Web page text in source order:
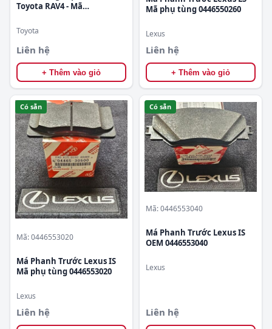
Toyota RAV4 - Mã
Toyota
Liên hệ
+ Thêm vào giỏ
Mã phụ tùng 0446550260
Lexus
Liên hệ
+ Thêm vào giỏ
Có sẵn
Mã: 0446553020
Má Phanh Trước Lexus IS
Mã phụ tùng 0446553020
Lexus
Liên hệ
Có sẵn
Mã: 0446553040
Má Phanh Trước Lexus IS
OEM 0446553040
Lexus
Liên hệ